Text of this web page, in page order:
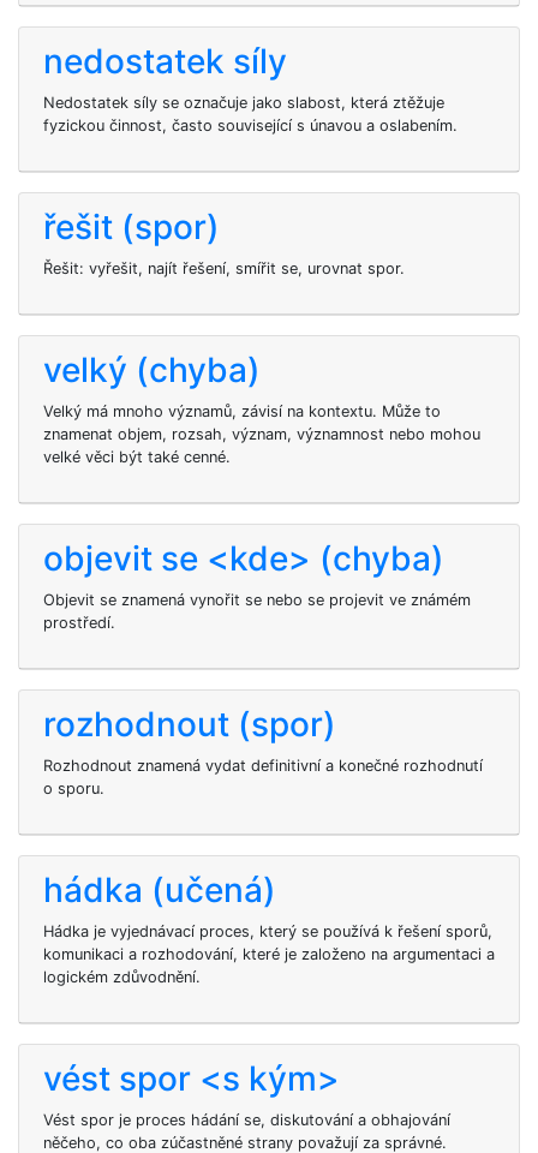
nedostatek síly
Nedostatek síly se označuje jako slabost, která ztěžuje
fyzickou činnost, často související s únavou a oslabením.
řešit (spor)
Řešit: vyřešit, najít řešení, smířit se, urovnat spor.
velký (chyba)
Velký má mnoho významů, závisí na kontextu. Může to
znamenat objem, rozsah, význam, významnost nebo mohou
velké věci být také cenné.
objevit se <kde> (chyba)
Objevit se znamená vynořit se nebo se projevit ve známém
prostředí.
rozhodnout (spor)
Rozhodnout znamená vydat definitivní a konečné rozhodnutí
o sporu.
hádka (učená)
Hádka je vyjednávací proces, který se používá k řešení sporů,
komunikaci a rozhodování, které je založeno na argumentaci a
logickém zdůvodnění.
vést spor <s kým>
Vést spor je proces hádání se, diskutování a obhajování
něčeho, co oba zúčastněné strany považují za správné.